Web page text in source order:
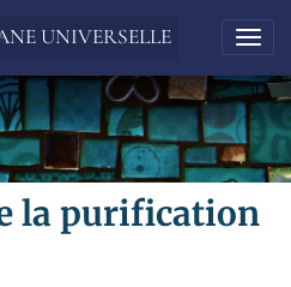
UNIVERSELLE
la purification